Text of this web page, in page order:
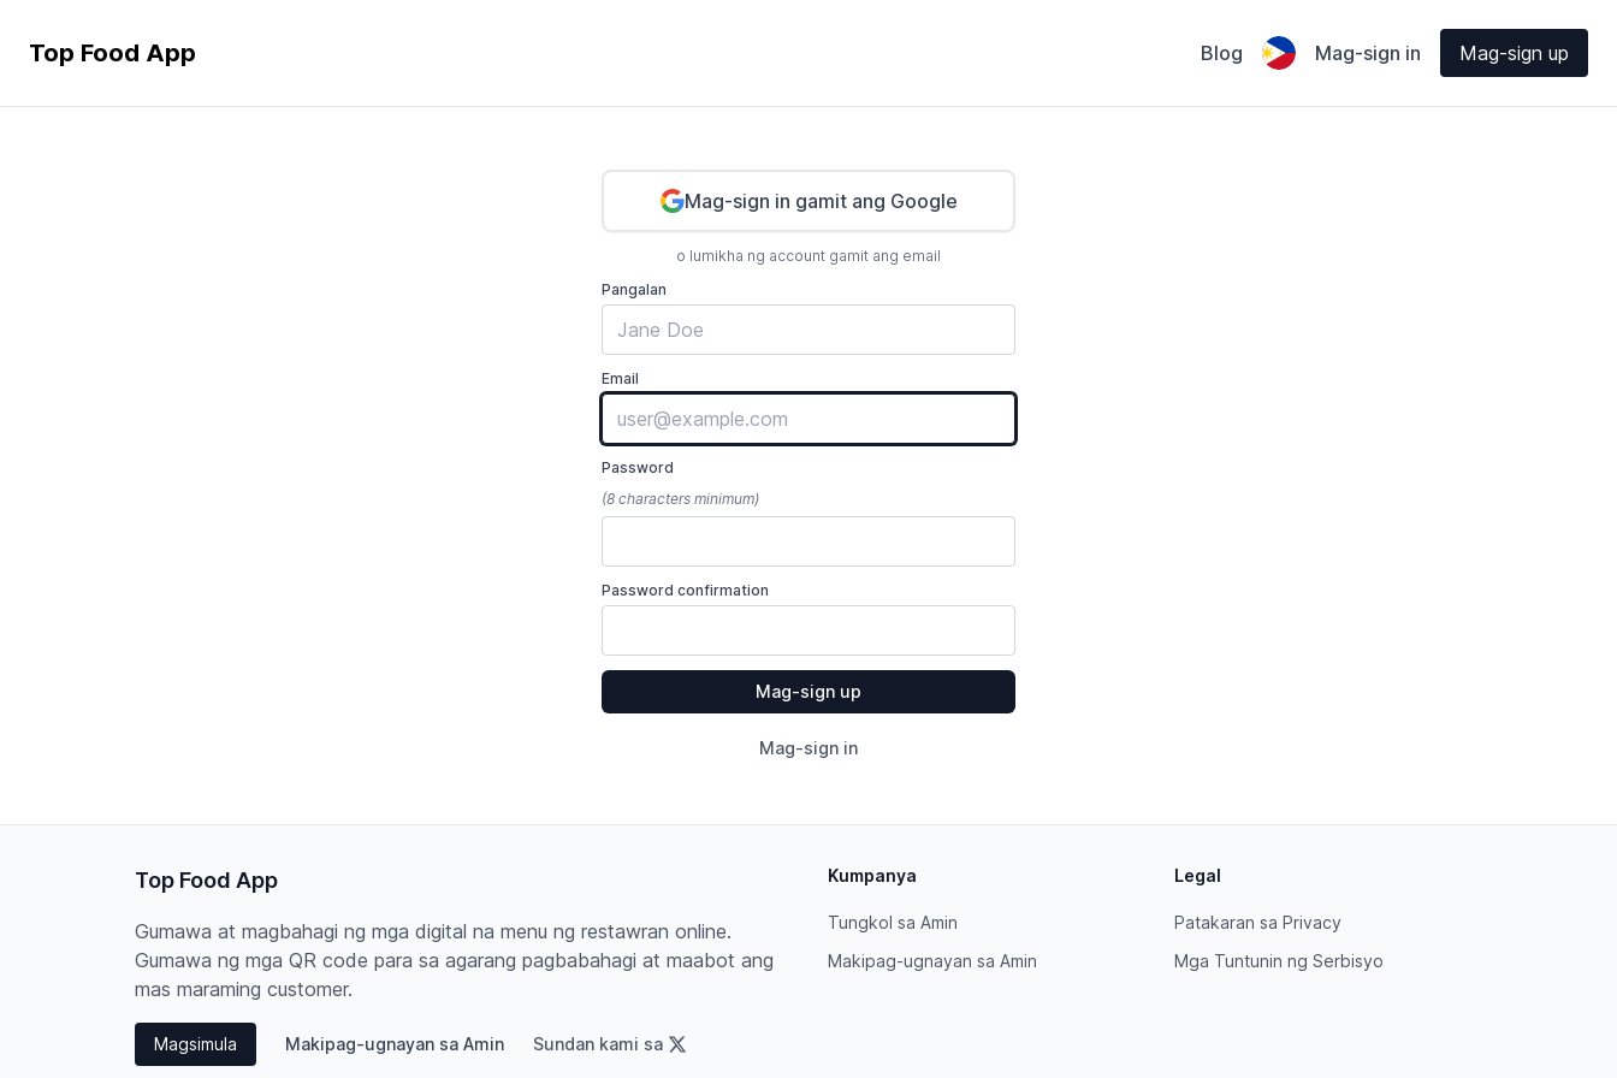
Top Food App Blog Mag-sign in Mag-sign up
Mag-sign in gamit ang Google
o lumikha ng account gamit ang email
Pangalan
Email
Password
(8 characters minimum)
Password confirmation
Mag-sign in
Top Food App
Gumawa at magbahagi ng mga digital na menu ng restawran online.
Gumawa ng mga QR code para sa agarang pagbabahagi at maabot ang
mas maraming customer.
Magsimula Makipag-ugnayan sa Amin Sundan kami sa
Kumpanya
Tungkol sa Amin
Makipag-ugnayan sa Amin
Legal
Patakaran sa Privacy
Mga Tuntunin ng Serbisyo